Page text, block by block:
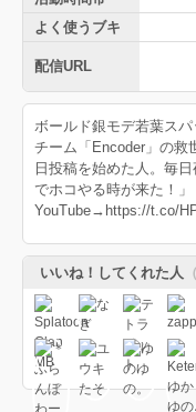
よく使うブキ
配信URL
ボールド銀モデ若葉ス
チーム「Encoder」の救
日投稿を始めた人。毎
でホコやる時が来た！
YouTube→https://t.co/
いいね！してくれた人